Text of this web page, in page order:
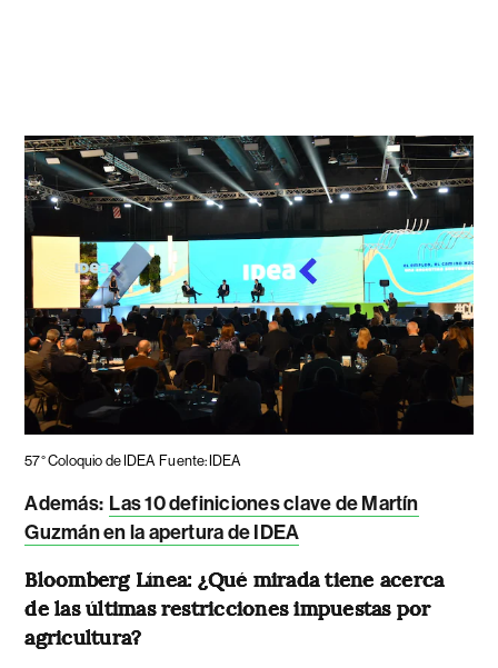
57° Coloquio de IDEA Fuente: IDEA
Además: Las 10 definiciones clave de Martín
Guzmán en la apertura de IDEA
Bloomberg Línea: ¿Qué mirada tiene acerca
de las últimas restricciones impuestas por
agricultura?